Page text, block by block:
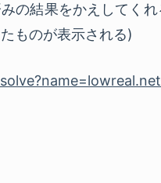
の結果をかえしてく
ものが表示される)